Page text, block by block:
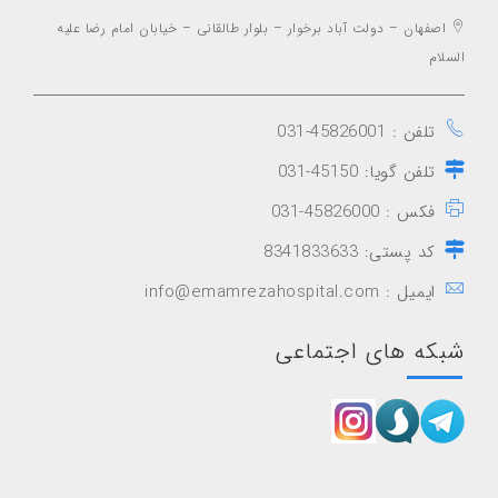
اصفهان – دولت آباد برخوار – بلوار طالقانی – خیابان امام رضا علیه
السلام
تلفن : 45826001-031
تلفن گویا: 45150-031
فکس : 45826000-031
کد پستی: 8341833633
ایمیل : info@emamrezahospital.com
شبکه های اجتماعی